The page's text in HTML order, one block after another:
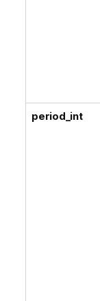
period_int